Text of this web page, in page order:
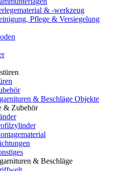
& -werkzeug
Pflege & Versiegelung
& Beschläge Objekte
& Zubehör
& Beschläge